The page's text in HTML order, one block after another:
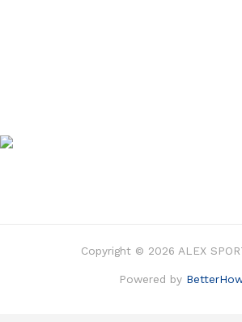
Copyright © 2026 ALEX
Powered by